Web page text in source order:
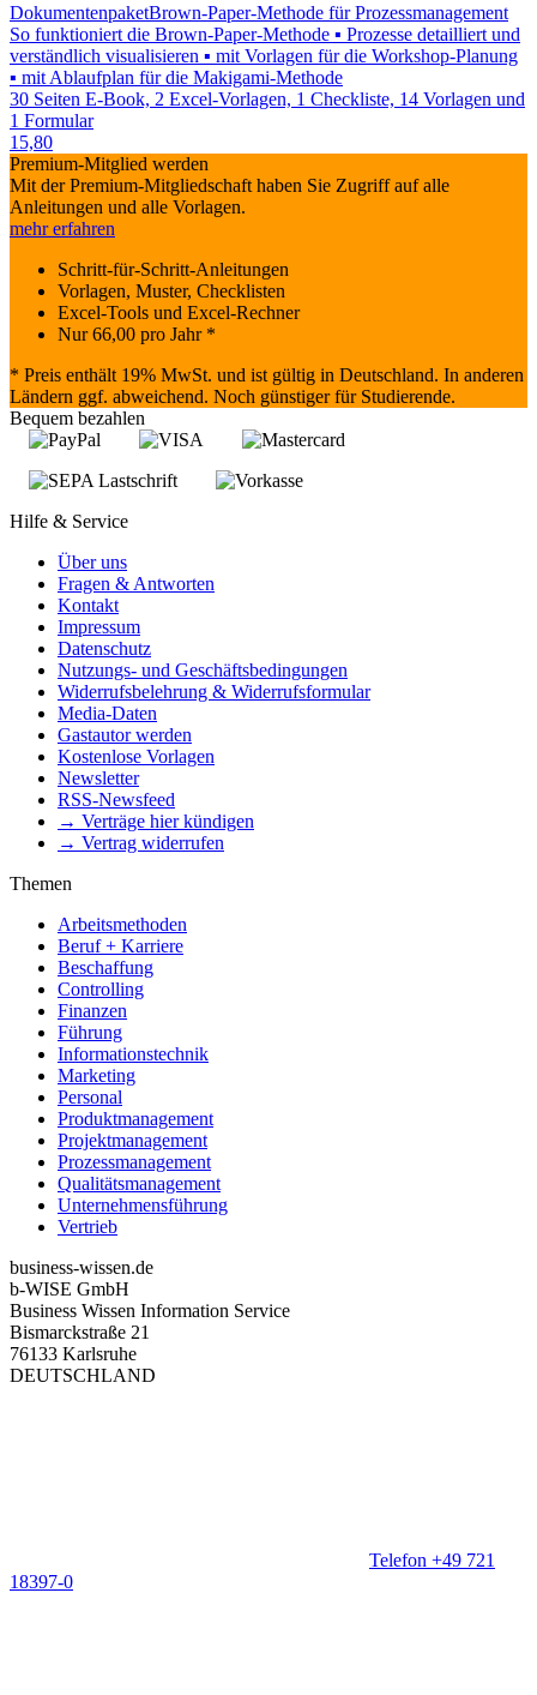
DokumentenpaketBrown-Paper-Methode für Prozessmanagement
So funktioniert die Brown-Paper-Methode ▪ Prozesse detailliert und
verständlich visualisieren ▪ mit Vorlagen für die Workshop-Planung
▪ mit Ablaufplan für die Makigami-Methode
30 Seiten E-Book, 2 Excel-Vorlagen, 1 Checkliste, 14 Vorlagen und
1 Formular
15,80
Premium-Mitglied werden
Mit der Premium-Mitgliedschaft haben Sie Zugriff auf alle
Anleitungen und alle Vorlagen.
mehr erfahren
Schritt-für-Schritt-Anleitungen
Vorlagen, Muster, Checklisten
Excel-Tools und Excel-Rechner
Nur66,00 pro Jahr *
* Preis enthält 19% MwSt. und ist gültig in Deutschland. In anderen
Ländern ggf. abweichend. Noch günstiger für Studierende.
Bequem bezahlen
Hilfe & Service
Über uns
Fragen & Antworten
Kontakt
Impressum
Datenschutz
Nutzungs- und Geschäftsbedingungen
Widerrufsbelehrung & Widerrufsformular
Media-Daten
Gastautor werden
Kostenlose Vorlagen
Newsletter
RSS-Newsfeed
→ Verträge hier kündigen
→ Vertrag widerrufen
Themen
Arbeitsmethoden
Beruf + Karriere
Beschaffung
Controlling
Finanzen
Führung
Informationstechnik
Marketing
Personal
Produktmanagement
Projektmanagement
Prozessmanagement
Qualitätsmanagement
Unternehmensführung
Vertrieb
business-wissen.de
b-WISE GmbH
Business Wissen Information Service
Bismarckstraße 21
76133 Karlsruhe
DEUTSCHLAND
Telefon +49 721
18397-0